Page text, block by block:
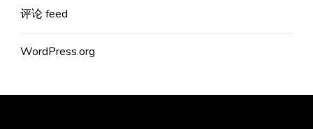
评论 feed
WordPress.org